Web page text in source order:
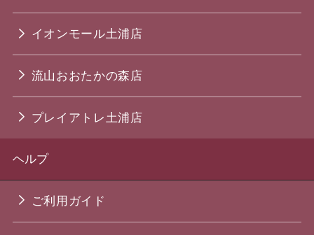
イオンモール土浦店
流山おおたかの森店
プレイアトレ土浦店
ヘルプ
ご利用ガイド